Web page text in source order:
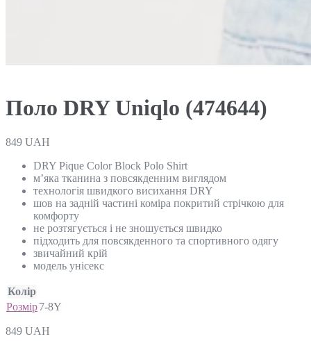
Поло DRY Uniqlo (474644)
849 UAH
DRY Pique Color Block Polo Shirt
м’яка тканина з повсякденним виглядом
технологія швидкого висихання DRY
шов на задній частині коміра покритий стрічкою для
комфорту
не розтягується і не зношується швидко
підходить для повсякденного та спортивного одягу
звичайний крій
модель унісекс
Колір
Розмір7-8Y
849 UAH